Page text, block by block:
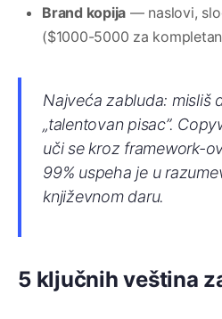
Brand kopija — naslovi,
($1000-5000 za
Najveća zabluda: misliš
„talentovan pisac”.
uči se kroz framework-
99% uspeha je u
književnom daru.
5 ključnih veština